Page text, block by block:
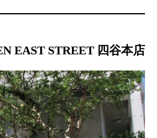
EAST STREET 四谷本店